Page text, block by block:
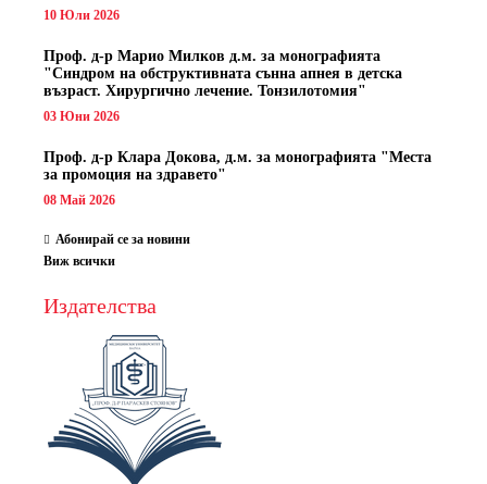
10 Юли 2026
Проф. д-р Марио Милков д.м. за монографията
"Синдром на обструктивната сънна апнея в детска
възраст. Хирургично лечение. Тонзилотомия"
03 Юни 2026
Проф. д-р Клара Докова, д.м. за монографията "Места
за промоция на здравето"
08 Май 2026
Абонирай се за новини
Виж всички
Издателства